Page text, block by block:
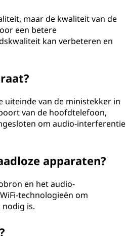
maar de kwaliteit van de
een betere
kan verbeteren en
uiteinde van de ministekker in
van de hoofdtelefoon,
om audio-interferentie
apparaten?
en het audio-
technologieën om
is.